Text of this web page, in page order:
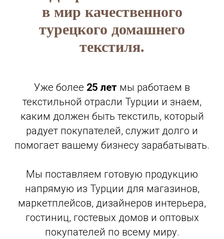
в мир качественного
турецкого домашнего
текстиля.
Уже более 25 лет мы работаем в
текстильной отрасли Турции и знаем,
каким должен быть текстиль, который
радует покупателей, служит долго и
помогает вашему бизнесу зарабатывать.
Мы поставляем готовую продукцию
напрямую из Турции для магазинов,
маркетплейсов, дизайнеров интерьера,
гостиниц, гостевых домов и оптовых
покупателей по всему миру.